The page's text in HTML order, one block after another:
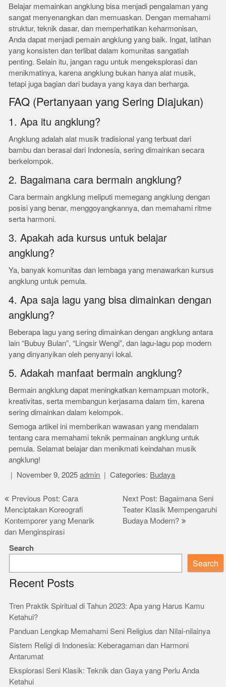
Belajar memainkan angklung bisa menjadi pengalaman yang
sangat menyenangkan dan memuaskan. Dengan memahami
struktur, teknik dasar, dan memperhatikan keharmonisan,
Anda dapat menjadi pemain angklung yang baik. Ingat, latihan
yang konsisten dan terlibat dalam komunitas sangatlah
penting. Selain itu, jangan ragu untuk mengeksplorasi dan
menikmatinya, karena angklung bukan hanya alat musik,
tetapi juga bagian dari budaya yang kaya dan berharga.
FAQ (Pertanyaan yang Sering Diajukan)
1. Apa itu angklung?
Angklung adalah alat musik tradisional yang terbuat dari
bambu dan berasal dari Indonesia, sering dimainkan secara
berkelompok.
2. Bagaimana cara bermain angklung?
Cara bermain angklung meliputi memegang angklung dengan
posisi yang benar, menggoyangkannya, dan memahami ritme
serta harmoni.
3. Apakah ada kursus untuk belajar
angklung?
Ya, banyak komunitas dan lembaga yang menawarkan kursus
angklung untuk pemula.
4. Apa saja lagu yang bisa dimainkan dengan
angklung?
Beberapa lagu yang sering dimainkan dengan angklung antara
lain “Bubuy Bulan”, “Lingsir Wengi”, dan lagu-lagu pop modern
yang dinyanyikan oleh penyanyi lokal.
5. Adakah manfaat bermain angklung?
Bermain angklung dapat meningkatkan kemampuan motorik,
kreativitas, serta membangun kerjasama dalam tim, karena
sering dimainkan dalam kelompok.
Semoga artikel ini memberikan wawasan yang mendalam
tentang cara memahami teknik permainan angklung untuk
pemula. Selamat belajar dan menikmati keindahan musik
angklung!
November 9, 2025 admin Categories: Budaya
Post
navigation
Previous Post: Cara
Menciptakan Koreografi
Kontemporer yang Menarik
dan Menginspirasi
Next Post: Bagaimana Seni
Teater Klasik Mempengaruhi
Budaya Modern?
Search
Search
Recent Posts
Tren Praktik Spiritual di Tahun 2023: Apa yang Harus Kamu
Ketahui?
Panduan Lengkap Memahami Seni Religius dan Nilai-nilainya
Sistem Religi di Indonesia: Keberagaman dan Harmoni
Antarumat
Eksplorasi Seni Klasik: Teknik dan Gaya yang Perlu Anda
Ketahui